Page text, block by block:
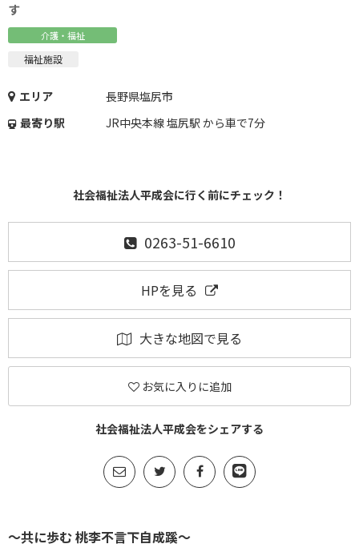
す
介護・福祉
福祉施設
エリア
長野県塩尻市
最寄り駅
JR中央本線 塩尻駅 から車で7分
社会福祉法人平成会に行く前にチェック！
0263-51-6610
HPを見る
大きな地図で見る
お気に入りに追加
社会福祉法人平成会をシェアする
～共に歩む 桃李不言下自成蹊～